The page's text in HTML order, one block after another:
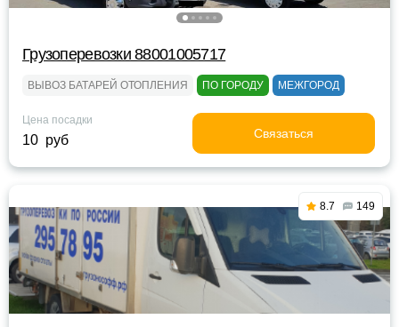
Грузоперевозки 88001005717
ВЫВОЗ БАТАРЕЙ ОТОПЛЕНИЯ ПО ГОРОДУ МЕЖГОРОД
Цена посадки
10 руб Связаться
8.7 149